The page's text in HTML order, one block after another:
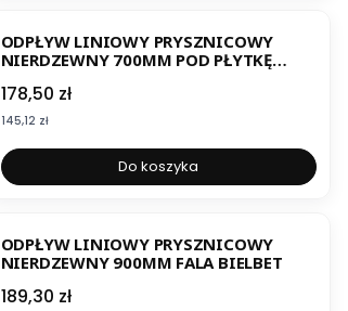
ODPŁYW LINIOWY PRYSZNICOWY
NIERDZEWNY 700MM POD PŁYTKĘ
Cena
178,50 zł
Cena
145,12 zł
Do koszyka
ODPŁYW LINIOWY PRYSZNICOWY
NIERDZEWNY 900MM FALA BIELBET
Cena
189,30 zł